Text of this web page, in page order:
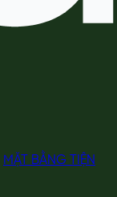
MẶT BẰNG TIỆN